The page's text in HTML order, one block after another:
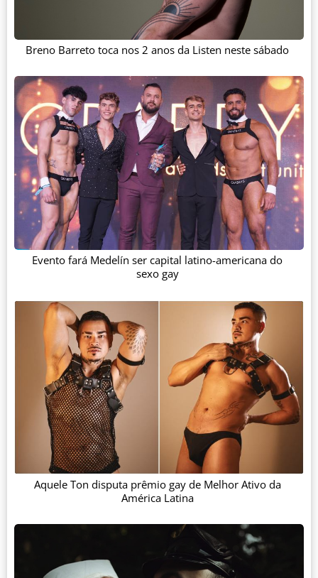
Breno Barreto toca nos 2 anos da Listen neste sábado
Evento fará Medelín ser capital latino-americana do
sexo gay
Aquele Ton disputa prêmio gay de Melhor Ativo da
América Latina